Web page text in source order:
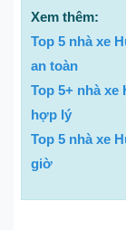
Xem thêm:
Top 5 nhà xe
an toàn
Top 5+ nhà xe
hợp lý
Top 5 nhà xe
giờ